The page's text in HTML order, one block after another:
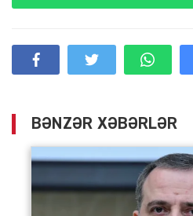
BƏNZƏR XƏBƏRLƏR